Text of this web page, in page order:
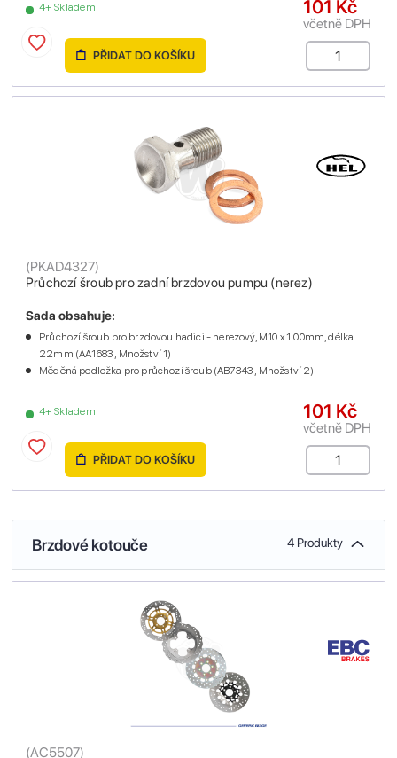
4+ Skladem 101 Kč
včetně DPH
PŘIDAT DO KOŠÍKU
Průchozí šroub pro zadní brzdovou pumpu (nerez)
(PKAD4327)
4+ Skladem
Sada obsahuje:
Průchozí šroub pro brzdovou hadici - nerezový, M10 x 1.00mm, délka
22mm (AA1683 , Množství 1)
Měděná podložka pro průchozí šroub (AB7343 , Množství 2)
101 Kč
včetně DPH
PŘIDAT DO KOŠÍKU
Brzdové kotouče 4 Produkty
(AC5507)